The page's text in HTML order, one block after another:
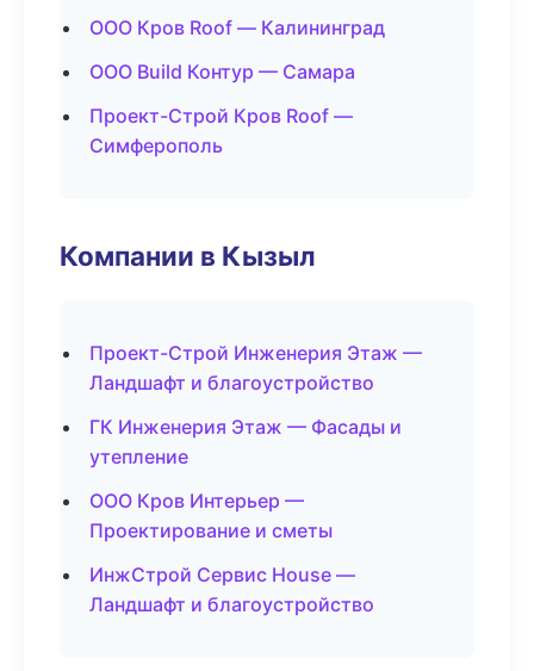
ООО Кров Roof — Калининград
ООО Build Контур — Самара
Проект-Строй Кров Roof —
Симферополь
Компании в Кызыл
Проект-Строй Инженерия Этаж —
Ландшафт и благоустройство
ГК Инженерия Этаж — Фасады и
утепление
ООО Кров Интерьер —
Проектирование и сметы
ИнжСтрой Сервис House —
Ландшафт и благоустройство